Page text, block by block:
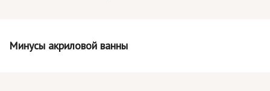
Культура и общество
Минусы акриловой ванны